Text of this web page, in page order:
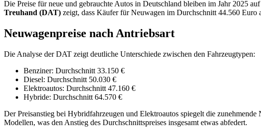
Die Preise für neue und gebrauchte Autos in Deutschland bleiben im Jahr 2025
Treuhand (DAT) zeigt, dass Käufer für Neuwagen im Durchschnitt 44.560 Euro
Neuwagenpreise nach Antriebsart
Die Analyse der DAT zeigt deutliche Unterschiede zwischen den Fahrzeugtypen:
Benziner: Durchschnitt 33.150 €
Diesel: Durchschnitt 50.030 €
Elektroautos: Durchschnitt 47.160 €
Hybride: Durchschnitt 64.570 €
Der Preisanstieg bei Hybridfahrzeugen und Elektroautos spiegelt die
Modellen, was den Anstieg des Durchschnittspreises insgesamt etwas abfedert.